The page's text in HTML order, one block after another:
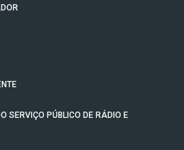
SERVIÇO PÚBLICO DE RÁDIO E